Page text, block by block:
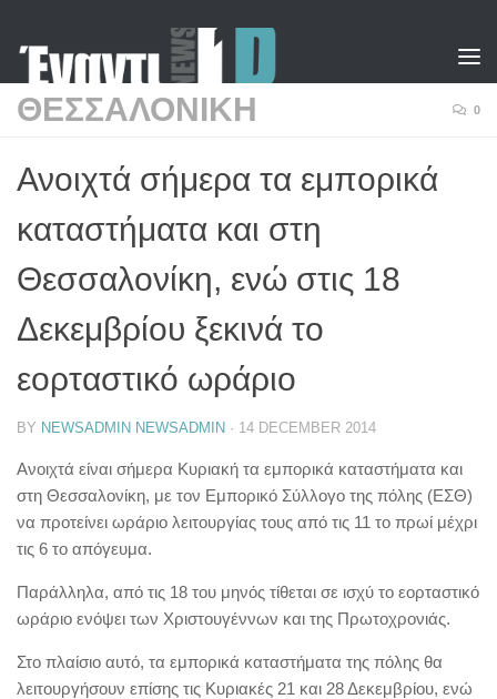
ΘΕΣΣΑΛΟΝΙΚΗ 0
Ανοιχτά σήμερα τα εμπορικά
καταστήματα και στη
Θεσσαλονίκη, ενώ στις 18
Δεκεμβρίου ξεκινά το
εορταστικό ωράριο
BY NEWSADMIN NEWSADMIN · 14 DECEMBER 2014
Ανοιχτά είναι σήμερα Κυριακή τα εμπορικά καταστήματα και
στη Θεσσαλονίκη, με τον Εμπορικό Σύλλογο της πόλης (ΕΣΘ)
να προτείνει ωράριο λειτουργίας τους από τις 11 το πρωί μέχρι
τις 6 το απόγευμα.
Παράλληλα, από τις 18 του μηνός τίθεται σε ισχύ το εορταστικό
ωράριο ενόψει των Χριστουγέννων και της Πρωτοχρονιάς.
Στο πλαίσιο αυτό, τα εμπορικά καταστήματα της πόλης θα
λειτουργήσουν επίσης τις Κυριακές 21 και 28 Δεκεμβρίου, ενώ